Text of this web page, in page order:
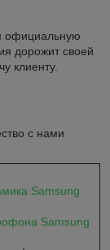
официальную
дорожит своей
клиенту.
с нами
Samsung
Samsung